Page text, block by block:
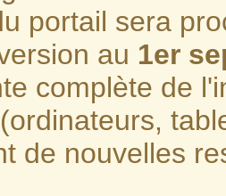
portail sera
au 1er
complète de
de nouvelles